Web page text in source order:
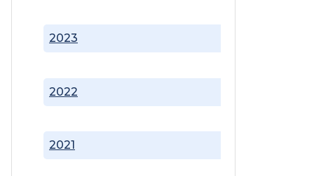
2021
2022
2023